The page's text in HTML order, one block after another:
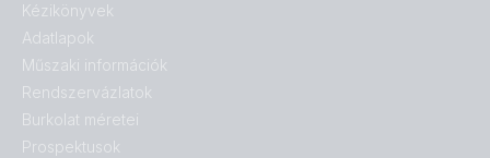
Kézikönyvek
Adatlapok
Műszaki információk
Rendszervázlatok
Burkolat méretei
Prospektusok